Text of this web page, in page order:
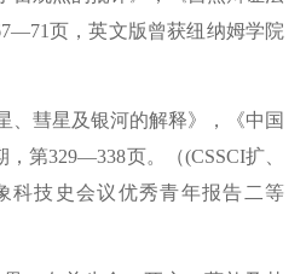
页，英文版曾获纽纳姆学院
、彗星及银河的解释》，《中国
，第329—338页。（(CSSCI扩、
科技史会议优秀青年报告二等